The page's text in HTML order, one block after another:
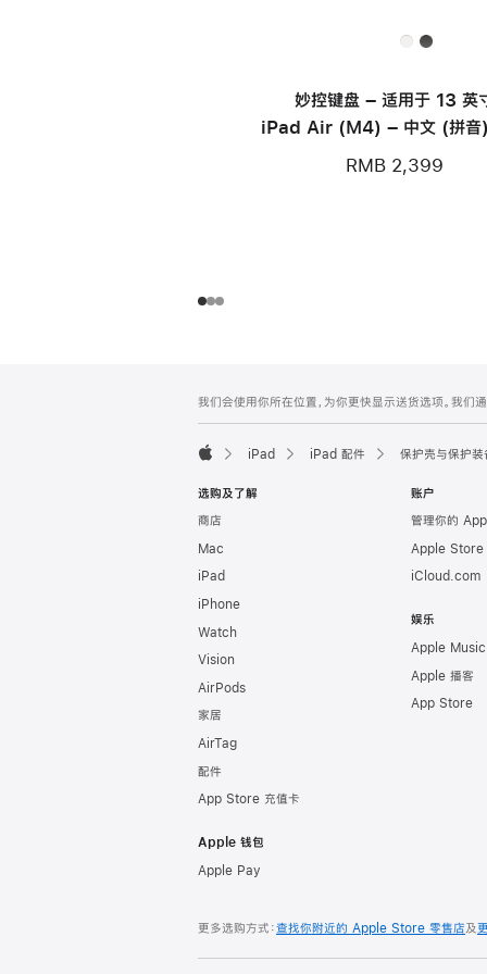
妙控键盘 – 适用于 13 英
iPad Air (M4) – 中文 (拼音
RMB 2,399
页
页
脚
注
我们会使用你所在位置，为你更快显示送货选项。我
iPad iPad 配件 保护壳与保护装
选购及了解
商店
Mac
iPad
iPhone
Watch
Vision
AirPods
家居
AirTag
配件
App Store 充值卡
Apple 钱包
Apple Pay
账户
管理你的
Apple Store
iCloud.com
娱乐
Apple Music
Apple 播客
App Store
更多选购方式：查找你附近的 Apple Store 零售店及